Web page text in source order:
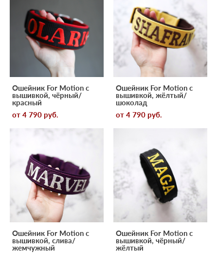
Ошейник For Motion с
вышивкой, чёрный/
красный
от 4 790 pуб.
Ошейник For Motion с
вышивкой, жёлтый/
шоколад
от 4 790 pуб.
Ошейник For Motion с
вышивкой, слива/
жемчужный
Ошейник For Motion с
вышивкой, чёрный/
жёлтый